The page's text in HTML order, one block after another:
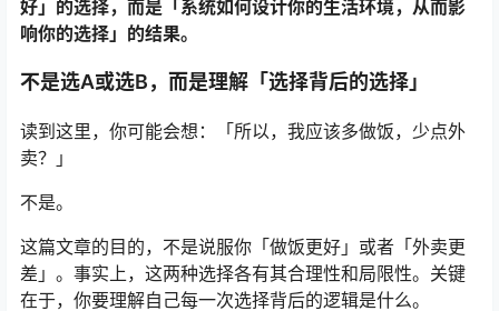
好」的选择，而是「系统如何设计你的生活环境，从而影
响你的选择」的结果。
不是选A或选B，而是理解「选择背后的选择」
读到这里，你可能会想：「所以，我应该多做饭，少点外
卖？」
不是。
这篇文章的目的，不是说服你「做饭更好」或者「外卖更
差」。事实上，这两种选择各有其合理性和局限性。关键
在于，你要理解自己每一次选择背后的逻辑是什么。